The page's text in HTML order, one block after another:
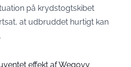
på krydstogtskibet
at udbruddet hurtigt kan
effekt af Wegovy